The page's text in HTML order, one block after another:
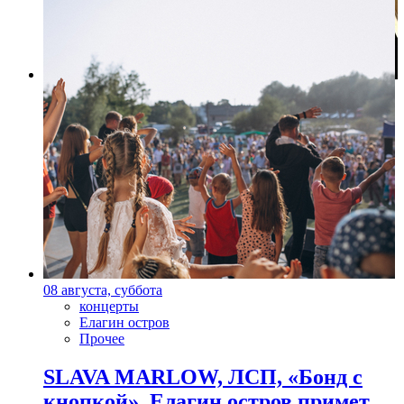
Фото: baltic-house.ru
08 августа, суббота
концерты
Елагин остров
Прочее
SLAVA MARLOW, ЛСП, «Бонд с